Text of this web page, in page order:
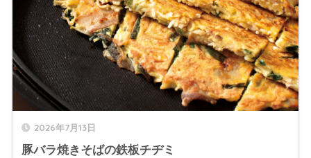
2026年7月13日
豚バラ焼きそばの鉄板チヂミ